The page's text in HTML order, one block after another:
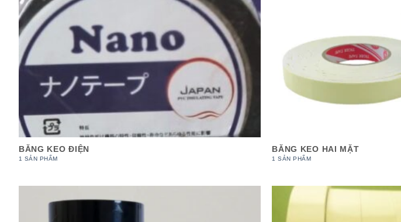
BĂNG KEO ĐIỆN
1 SẢN PHẨM
BĂNG KEO HAI MẶT
1 SẢN PHẨM